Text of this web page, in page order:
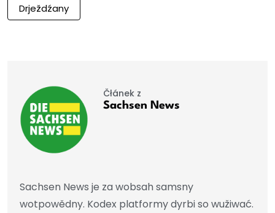
Drježdźany
Čłánek z
Sachsen News
Sachsen News je za wobsah samsny
wotpowědny. Kodex platformy dyrbi so wužiwać.